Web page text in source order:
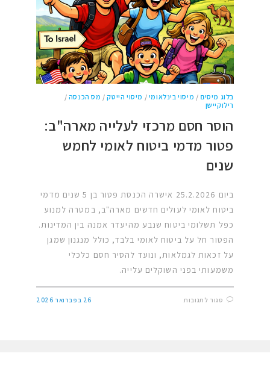
בלוג מיסים / מיסוי בינלאומי / מיסוי הייטק/ מס הכנסה /
רילוקיישן
הוסר חסם מרכזי לעלייה מארה"ב:
פטור מדמי ביטוח לאומי לחמש
שנים
ביום 25.2.2026 אישרה הכנסת פטור בן 5 שנים מדמי
ביטוח לאומי לעולים חדשים מארה"ב, במטרה למנוע
כפל תשלומי ביטוח שנבע מהיעדר אמנה בין המדינות.
הפטור חל על ביטוח לאומי בלבד, כולל מנגנון שמגן
על זכאות לגמלאות, ונועד להסיר חסם כלכלי
משמעותי בפני השוקלים עלייה.
סגור לתגובות 26 בפברואר 2026